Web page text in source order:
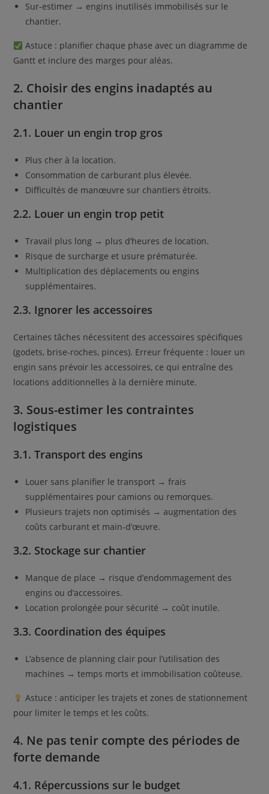
Sur-estimer → engins inutilisés immobilisés sur le
chantier.
Astuce : planifier chaque phase avec un diagramme de
Gantt et inclure des marges pour aléas.
2. Choisir des engins inadaptés au
chantier
2.1. Louer un engin trop gros
Plus cher à la location.
Consommation de carburant plus élevée.
Difficultés de manœuvre sur chantiers étroits.
2.2. Louer un engin trop petit
Travail plus long → plus d’heures de location.
Risque de surcharge et usure prématurée.
Multiplication des déplacements ou engins
supplémentaires.
2.3. Ignorer les accessoires
Certaines tâches nécessitent des accessoires spécifiques
(godets, brise-roches, pinces). Erreur fréquente : louer un
engin sans prévoir les accessoires, ce qui entraîne des
locations additionnelles à la dernière minute.
3. Sous-estimer les contraintes
logistiques
3.1. Transport des engins
Louer sans planifier le transport → frais
supplémentaires pour camions ou remorques.
Plusieurs trajets non optimisés → augmentation des
coûts carburant et main-d’œuvre.
3.2. Stockage sur chantier
Manque de place → risque d’endommagement des
engins ou d’accessoires.
Location prolongée pour sécurité → coût inutile.
3.3. Coordination des équipes
L’absence de planning clair pour l’utilisation des
machines → temps morts et immobilisation coûteuse.
Astuce : anticiper les trajets et zones de stationnement
pour limiter le temps et les coûts.
4. Ne pas tenir compte des périodes de
forte demande
4.1. Répercussions sur le budget